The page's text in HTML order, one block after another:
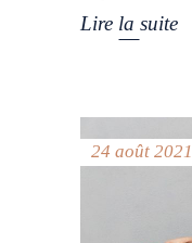
Lire la suite
24 août 2021